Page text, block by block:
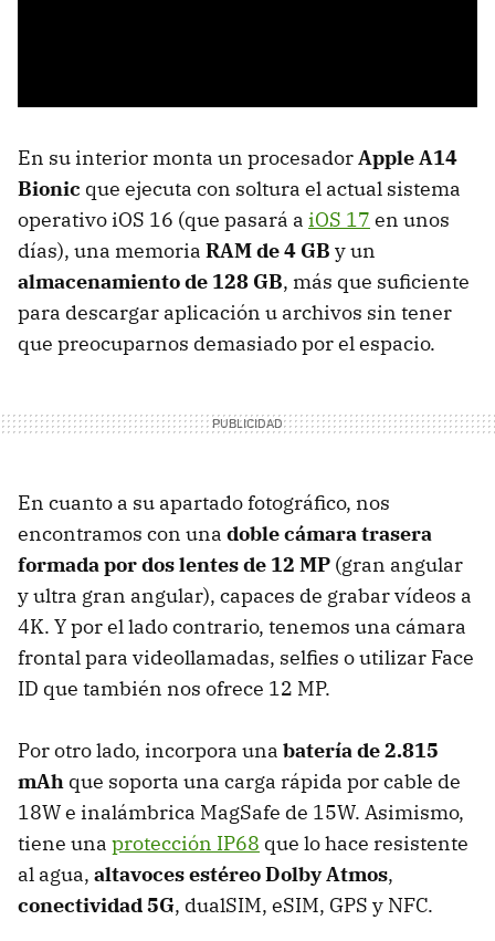
En su interior monta un procesadorApple A14
Bionic que ejecuta con soltura el actual sistema
operativo iOS 16 (que pasará a iOS 17 en unos
días), una memoria RAM de 4 GB y un
almacenamiento de 128 GB, más que suficiente
para descargar aplicación u archivos sin tener
que preocuparnos demasiado por el espacio.
En cuanto a su apartado fotográfico, nos
encontramos con una doble cámara trasera
formada por dos lentes de 12 MP (gran angular
y ultra gran angular), capaces de grabar vídeos a
4K. Y por el lado contrario, tenemos una cámara
frontal para videollamadas, selfies o utilizar Face
ID que también nos ofrece 12 MP.
Por otro lado, incorpora una batería de 2.815
mAh que soporta una carga rápida por cable de
18W e inalámbrica MagSafe de 15W. Asimismo,
tiene una protección IP68 que lo hace resistente
al agua, altavoces estéreo Dolby Atmos,
conectividad 5G, dualSIM, eSIM, GPS y NFC.